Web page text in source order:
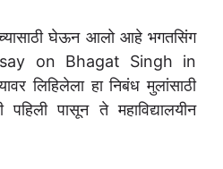
घेऊन आलो आहे भगतसिंग
on Bhagat Singh in
लिहिलेला हा निबंध मुलांसाठी
पहिली पासून ते महाविद्यालयीन